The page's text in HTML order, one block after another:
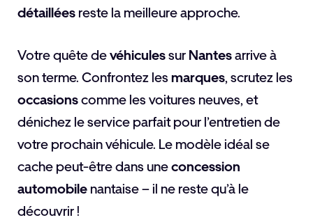
détaillées reste la meilleure approche.
Votre quête devéhiculessur Nantesarrive à
son terme. Confrontez les marques, scrutez les
occasionscomme les voitures neuves, et
dénichez le service parfait pour l’entretien de
votre prochain véhicule. Le modèle idéal se
cache peut-être dans uneconcession
automobile nantaise – il ne reste qu’à le
découvrir !